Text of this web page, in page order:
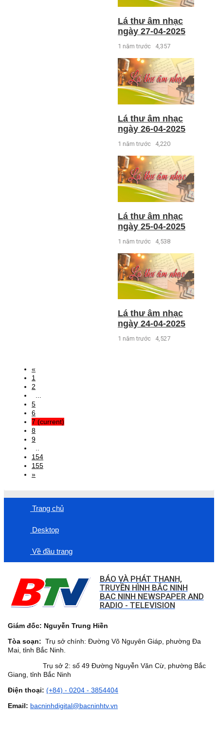
Lá thư âm nhạc
ngày 27-04-2025
1 năm trước 4,357
Lá thư âm nhạc
ngày 26-04-2025
1 năm trước 4,220
Lá thư âm nhạc
ngày 25-04-2025
1 năm trước 4,538
Lá thư âm nhạc
ngày 24-04-2025
1 năm trước 4,527
«
1
2
5
6
7 (current)
8
9
154
155
»
Trang chủ
Desktop
Về đầu trang
BÁO VÀ PHÁT THANH,
TRUYỀN HÌNH BẮC NINH
BAC NINH NEWSPAPER AND
RADIO - TELEVISION
Giám đốc: Nguyễn Trung Hiền
Tòa soạn: Trụ sở chính: Đường Võ Nguyên Giáp, phường Đa
Mai, tỉnh Bắc Ninh.
Trụ sở 2: số 49 Đường Nguyễn Văn Cừ, phường Bắc
Giang, tỉnh Bắc Ninh
Điện thoại: (+84) - 0204 - 3854404
Email: bacninhdigital@bacninhtv.vn